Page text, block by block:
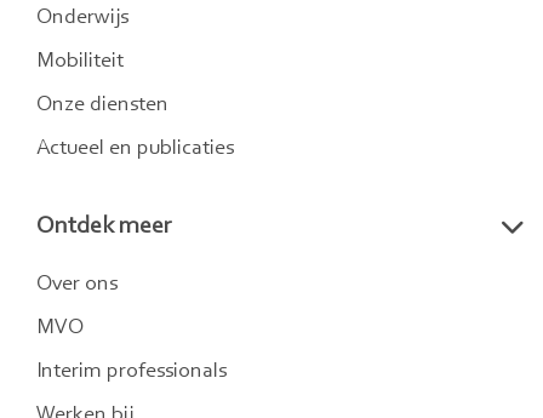
Onderwijs
Mobiliteit
Onze diensten
Actueel en publicaties
Ontdek meer
Over ons
MVO
Interim professionals